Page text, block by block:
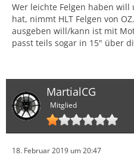
Wer leichte Felgen haben
hat, nimmt HLT Felgen von
ausgeben will/kann ist mit
passt teils sogar in 15" über
MartialCG
Mitglied
18. Februar 2019 um 20:47